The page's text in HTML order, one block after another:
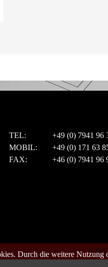
Durch die weitere Nutzung
TEL:
+49 (0) 7941 96
MOBIL:
+49 (0) 171 63
FAX:
+46 (0) 7941 96
© 2023